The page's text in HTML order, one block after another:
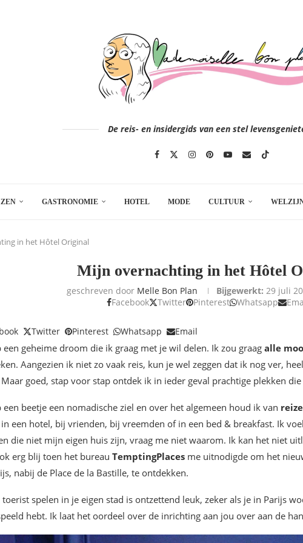
De reis- en insidergids van een stel
GASTRONOMIE HOTEL MODE CULTUUR
in het Hôtel Original
Mijn overnachting in het Hôtel
geschreven door Melle Bon Plan Bijgewerkt: 29 juli
Facebook
Twitter Pinterest Whatsapp
Twitter Pinterest Whatsapp Email
een geheime droom die ik graag met je wil delen. Ik zou graag alle
Aangezien ik niet zo vaak reis, kun je wel zeggen dat ik nog ver,
goed, stap voor stap ontdek ik in ieder geval prachtige plekken
een beetje een nomadische ziel en over het algemeen houd ik van
een hotel, bij vrienden, bij vreemden of in een bed & breakfast. Ik
die niet mijn eigen huis zijn, vraag me niet waarom. Ik kan het niet
erg blij toen het bureau TemptingPlaces me uitnodigde om het
nabij de Place de la Bastille, te ontdekken.
toerist spelen in je eigen stad is ontzettend leuk, zeker als je in Parijs
hebt. Ik laat het oordeel over de inrichting aan jou over aan de